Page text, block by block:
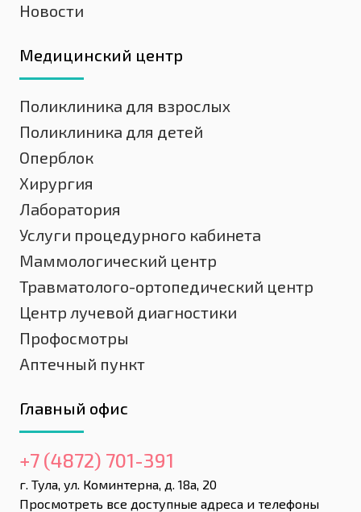
Новости
Медицинский центр
Поликлиника для взрослых
Поликлиника для детей
Оперблок
Хирургия
Лаборатория
Услуги процедурного кабинета
Маммологический центр
Травматолого-ортопедический центр
Центр лучевой диагностики
Профосмотры
Аптечный пункт
Главный офис
+7 (4872) 701-391
г. Тула, ул. Коминтерна, д. 18а, 20
Просмотреть все доступные адреса и телефоны